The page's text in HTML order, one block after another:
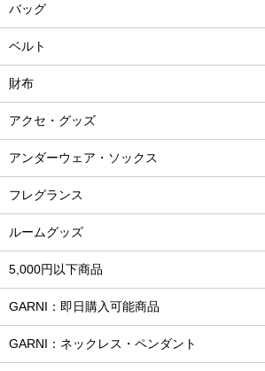
バッグ
ベルト
財布
アクセ・グッズ
アンダーウェア・ソックス
フレグランス
ルームグッズ
5,000円以下商品
GARNI：即日購入可能商品
GARNI：ネックレス・ペンダント